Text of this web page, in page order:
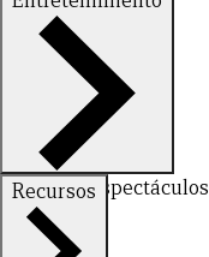
DeportesEspectáculos
Recursos